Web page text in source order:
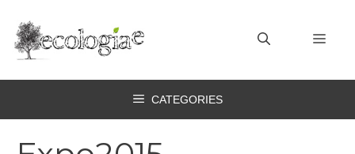
contenuto
CATEGORIES